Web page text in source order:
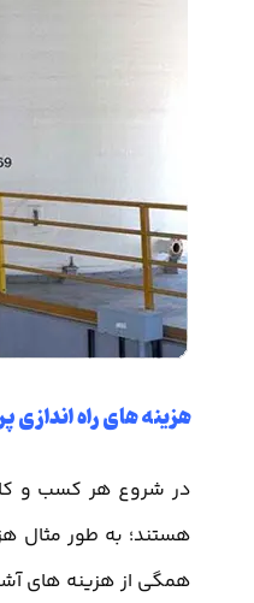
هزینه های راه
در شروع هر کسب و
هستند؛ به طور مثال
همگی از هزینه های